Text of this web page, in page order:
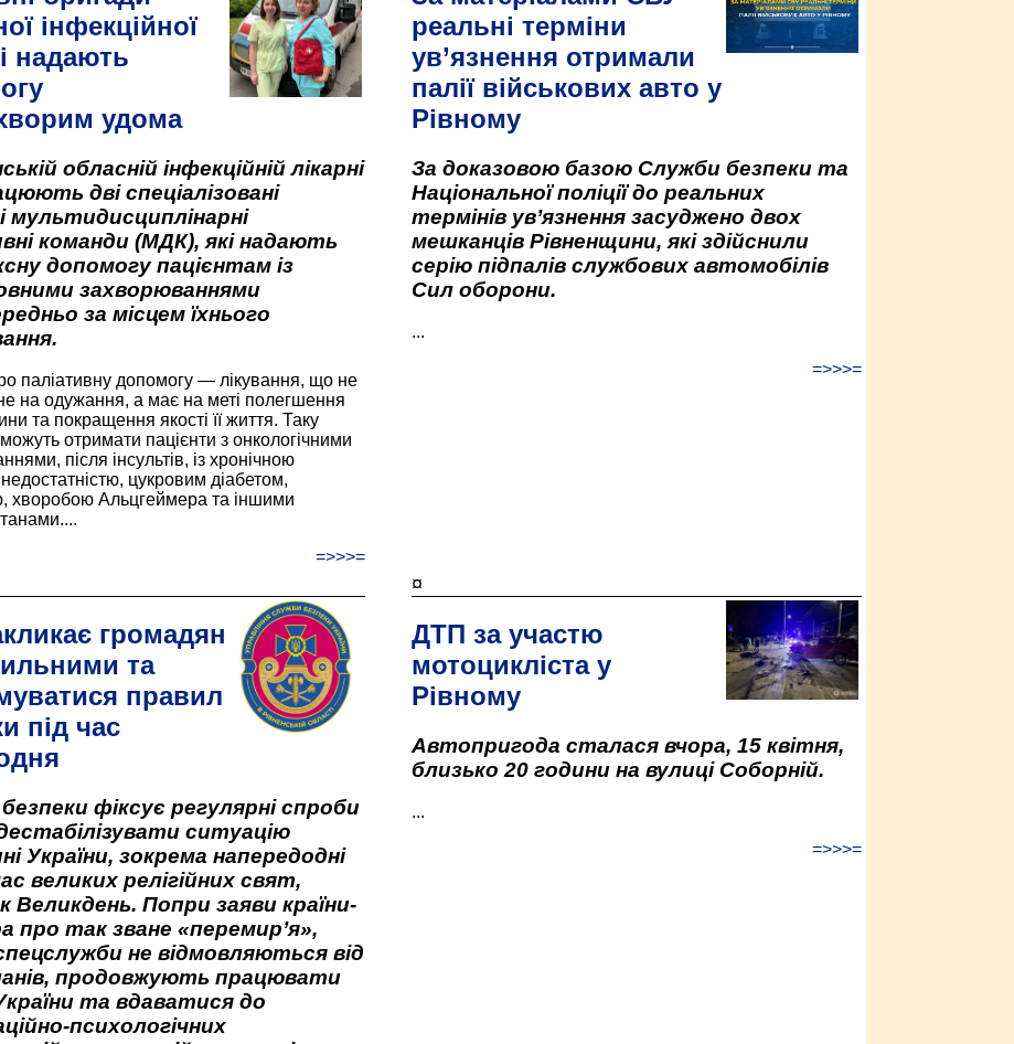
інфекційної
надають
удома
обласній інфекційній лікарні
дві спеціалізовані
мультидисциплінарні
команди (МДК), які надають
допомогу пацієнтам із
захворюваннями
за місцем їхнього
паліативну допомогу — лікування, що не
на одужання, а має на меті полегшення
та покращення якості її життя. Таку
отримати пацієнти з онкологічними
після інсультів, із хронічною
цукровим діабетом,
хворобою Альцгеймера та іншими
=>>>=
реальні терміни
ув’язнення отримали
палії військових авто у
Рівному
За доказовою базою Служби безпеки та
Національної поліції до реальних
термінів ув’язнення засуджено двох
мешканців Рівненщини, які здійснили
серію підпалів службових автомобілів
Сил оборони.
...
=>>>=
громадян
та
правил
під час
фіксує регулярні спроби
ситуацію
України, зокрема напередодні
великих релігійних свят,
Великдень. Попри заяви країни-
про так зване «перемир’я»,
не відмовляються від
продовжують працювати
та вдаватися до
психологічних
¤
ДТП за участю
мотоцикліста у
Рівному
Автопригода сталася вчора, 15 квітня,
близько 20 години на вулиці Соборній.
...
=>>>=